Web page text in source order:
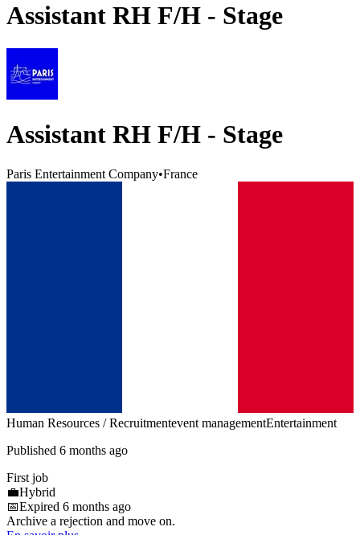
Assistant RH F/H - Stage
Assistant RH F/H - Stage
Paris Entertainment Company•France
Human Resources / Recruitmentevent managementEntertainment
Published 6 months ago
First job
💼Hybrid
📅Expired 6 months ago
Archive a rejection and move on.